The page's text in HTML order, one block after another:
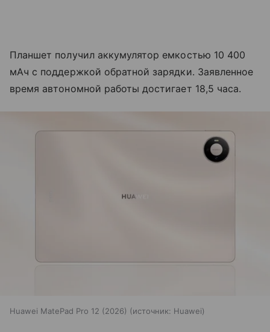
Планшет получил аккумулятор емкостью 10 400
мАч с поддержкой обратной зарядки. Заявленное
время автономной работы достигает 18,5 часа.
Huawei MatePad Pro 12 (2026) источник: Huawei